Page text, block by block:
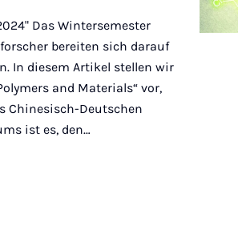
Das Wintersemester
bereiten sich darauf
In diesem Artikel stellen wir
and Materials“ vor,
Chinesisch-Deutschen
ist es, den…